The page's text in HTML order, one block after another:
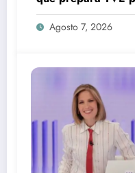
temporada
Agosto 7, 2026